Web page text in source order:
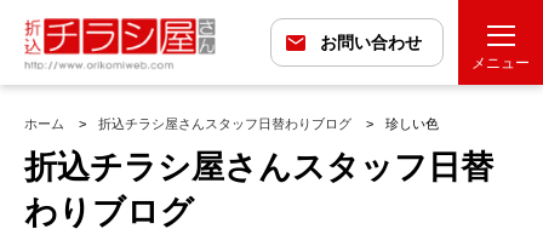
お問い合わせ
メニュー
ホーム 折込チラシ屋さんスタッフ日替わりブログ 珍しい色
折込チラシ屋さんスタッフ日替
わりブログ